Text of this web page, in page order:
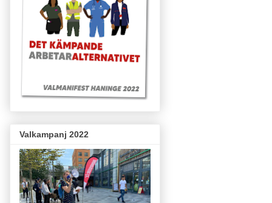
Valkampanj 2022